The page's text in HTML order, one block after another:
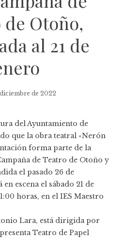
Otoño,
al 21 de
diciembre de 2022
del Ayuntamiento de
que la obra teatral «Nerón
forma parte de la
de Teatro de Otoño y
el pasado 26 de
escena el sábado 21 de
horas, en el IES Maestro
Lara, está dirigida por
Teatro de Papel